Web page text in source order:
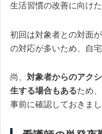
生活習慣の改善に向け
初回は対象者との対面
の対応が多いため、自
尚、 対象者からのアク
生する場合もあるため
事前に確認しておきまし